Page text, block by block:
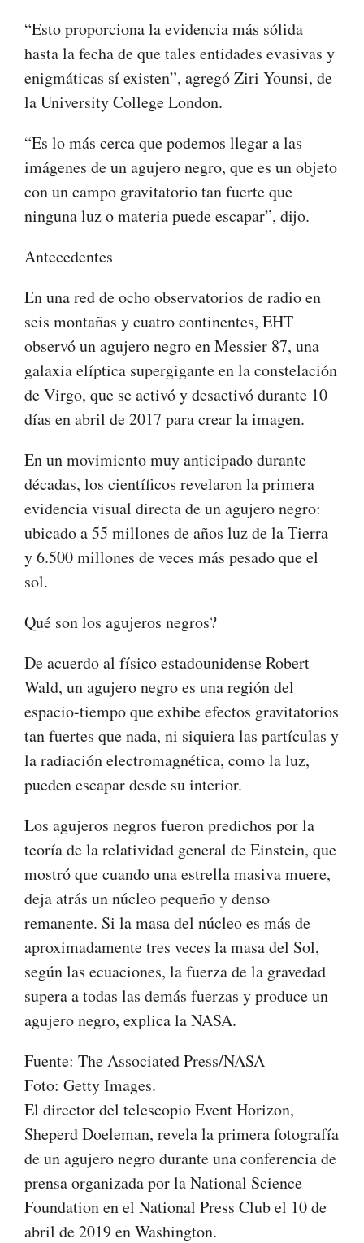
“Esto proporciona la evidencia más sólida
hasta la fecha de que tales entidades evasivas y
enigmáticas sí existen”, agregó Ziri Younsi, de
la University College London.
“Es lo más cerca que podemos llegar a las
imágenes de un agujero negro, que es un objeto
con un campo gravitatorio tan fuerte que
ninguna luz o materia puede escapar”, dijo.
Antecedentes
En una red de ocho observatorios de radio en
seis montañas y cuatro continentes, EHT
observó un agujero negro en Messier 87, una
galaxia elíptica supergigante en la constelación
de Virgo, que se activó y desactivó durante 10
días en abril de 2017 para crear la imagen.
En un movimiento muy anticipado durante
décadas, los científicos revelaron la primera
evidencia visual directa de un agujero negro:
ubicado a 55 millones de años luz de la Tierra
y 6.500 millones de veces más pesado que el
sol.
Qué son los agujeros negros?
De acuerdo al físico estadounidense Robert
Wald, un agujero negro es una región del
espacio-tiempo que exhibe efectos gravitatorios
tan fuertes que nada, ni siquiera las partículas y
la radiación electromagnética, como la luz,
pueden escapar desde su interior.
Los agujeros negros fueron predichos por la
teoría de la relatividad general de Einstein, que
mostró que cuando una estrella masiva muere,
deja atrás un núcleo pequeño y denso
remanente. Si la masa del núcleo es más de
aproximadamente tres veces la masa del Sol,
según las ecuaciones, la fuerza de la gravedad
supera a todas las demás fuerzas y produce un
agujero negro, explica la NASA.
Fuente: The Associated Press/NASA
Foto: Getty Images.
El director del telescopio Event Horizon,
Sheperd Doeleman, revela la primera fotografía
de un agujero negro durante una conferencia de
prensa organizada por la National Science
Foundation en el National Press Club el 10 de
abril de 2019 en Washington.